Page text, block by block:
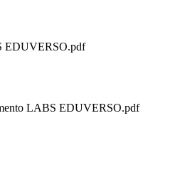
EDUVERSO.pdf
LABS EDUVERSO.pdf